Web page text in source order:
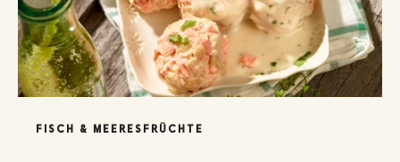
FISCH & MEERESFRÜCHTE